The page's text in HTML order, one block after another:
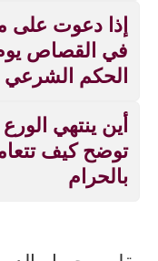
إذا دعوت
في القصاص
الحكم الشرعي
أين ينتهي
توضح كيف
بالحرام